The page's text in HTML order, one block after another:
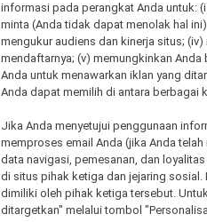
informasi pada perangkat Anda untuk:
minta (Anda tidak dapat menolak hal
mengukur audiens dan kinerja situs;
mendaftarnya; (v) memungkinkan
Anda untuk menawarkan iklan yang
Anda dapat memilih di antara berbagai
Jika Anda menyetujui penggunaan
memproses email Anda (jika Anda
data navigasi, pemesanan, dan
di situs pihak ketiga dan jejaring
dimiliki oleh pihak ketiga tersebut.
ditargetkan" melalui tombol